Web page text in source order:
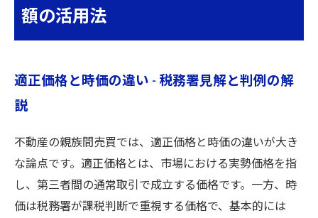
額の活用法
適正価格と時価の違い - 税務署見解と判例の解
説
不動産の親族間売買では、適正価格と時価の違いが大き
な論点です。適正価格とは、市場における実勢価格を指
し、第三者間の通常取引で成立する価格です。一方、時
価は税務署が課税判断で重視する価格で、基本的には